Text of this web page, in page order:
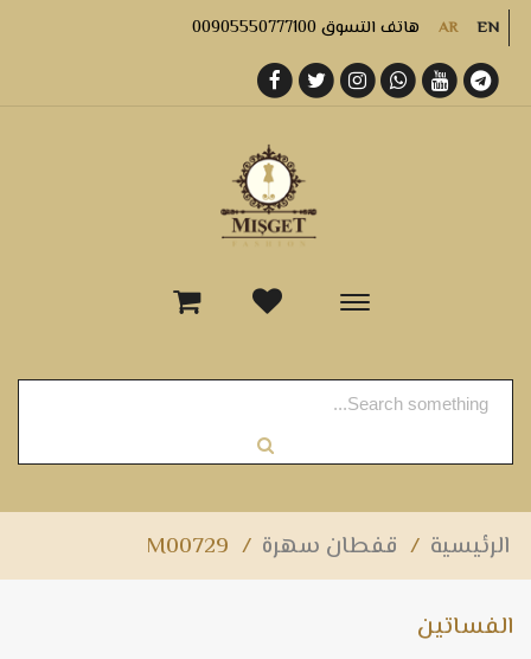
AR EN هاتف التسوق 00905550777100
-
الرئيسية / قفطان سهرة /
M00729
الفساتين